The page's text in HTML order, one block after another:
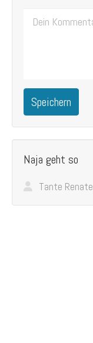
Speichern
Naja geht so
Tante Renate